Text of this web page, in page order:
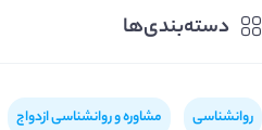
دسته‌بندی‌ها
روانشناسی مشاوره و روانشناسی ازدواج